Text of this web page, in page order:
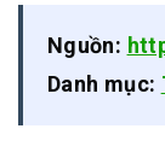
Nguồn:
Danh mục: